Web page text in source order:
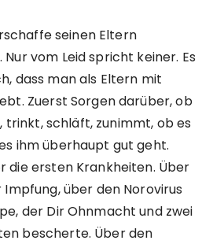
seinen Eltern
vom Leid spricht keiner. Es
dass man als Eltern mit
Zuerst Sorgen darüber, ob
trinkt, schläft, zunimmt, ob es
ihm überhaupt gut geht.
die ersten Krankheiten. Über
über den Norovirus
der Dir Ohnmacht und zwei
bescherte. Über den